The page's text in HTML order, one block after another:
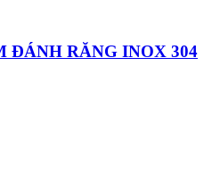
ĐÁNH RĂNG INOX 304